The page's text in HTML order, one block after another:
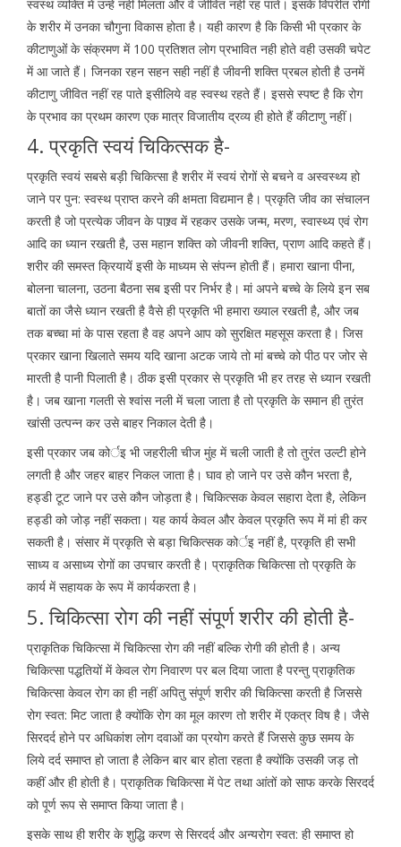
स्वस्थ व्यक्ति में उन्हें नहीं मिलता और वे जीवित नहीं रह पाते। इसके विपरीत रोगी
के शरीर में उनका चौगुना विकास होता है। यही कारण है कि किसी भी प्रकार के
कीटाणुओं के संक्रमण में 100 प्रतिशत लोग प्रभावित नही होते वही उसकी चपेट
में आ जाते हैं। जिनका रहन सहन सही नहीं है जीवनी शक्ति प्रबल होती है उनमें
कीटाणु जीवित नहीं रह पाते इसीलिये वह स्वस्थ रहते हैं। इससे स्पष्ट है कि रोग
के प्रभाव का प्रथम कारण एक मात्र विजातीय द्रव्य ही होते हैं कीटाणु नहीं।
4. प्रकृति स्वयं चिकित्सक है-
प्रकृति स्वयं सबसे बड़ी चिकित्सा है शरीर में स्वयं रोगों से बचने व अस्वस्थ्य हो
जाने पर पुन: स्वस्थ प्राप्त करने की क्षमता विद्यमान है। प्रकृति जीव का संचालन
करती है जो प्रत्येक जीवन के पाश्र्व में रहकर उसके जन्म, मरण, स्वास्थ्य एवं रोग
आदि का ध्यान रखती है, उस महान शक्ति को जीवनी शक्ति, प्राण आदि कहते हैं।
शरीर की समस्त क्रियायें इसी के माध्यम से संपन्न होती हैं। हमारा खाना पीना,
बोलना चालना, उठना बैठना सब इसी पर निर्भर है। मां अपने बच्चे के लिये इन सब
बातों का जैसे ध्यान रखती है वैसे ही प्रकृति भी हमारा ख्याल रखती है, और जब
तक बच्चा मां के पास रहता है वह अपने आप को सुरक्षित महसूस करता है। जिस
प्रकार खाना खिलाते समय यदि खाना अटक जाये तो मां बच्चे को पीठ पर जोर से
मारती है पानी पिलाती है। ठीक इसी प्रकार से प्रकृति भी हर तरह से ध्यान रखती
है। जब खाना गलती से श्वांस नली में चला जाता है तो प्रकृति के समान ही तुरंत
खांसी उत्पन्न कर उसे बाहर निकाल देती है।
इसी प्रकार जब कोर्इ भी जहरीली चीज मुंह में चली जाती है तो तुरंत उल्टी होने
लगती है और जहर बाहर निकल जाता है। घाव हो जाने पर उसे कौन भरता है,
हड्डी टूट जाने पर उसे कौन जोड़ता है। चिकित्सक केवल सहारा देता है, लेकिन
हड्डी को जोड़ नहीं सकता। यह कार्य केवल और केवल प्रकृति रूप में मां ही कर
सकती है। संसार में प्रकृति से बड़ा चिकित्सक कोर्इ नहीं है, प्रकृति ही सभी
साध्य व असाध्य रोगों का उपचार करती है। प्राकृतिक चिकित्सा तो प्रकृति के
कार्य में सहायक के रूप में कार्यकरता है।
5. चिकित्सा रोग की नहीं संपूर्ण शरीर की होती है-
प्राकृतिक चिकित्सा में चिकित्सा रोग की नहीं बल्कि रोगी की होती है। अन्य
चिकित्सा पद्धतियों में केवल रोग निवारण पर बल दिया जाता है परन्तु प्राकृतिक
चिकित्सा केवल रोग का ही नहीं अपितु संपूर्ण शरीर की चिकित्सा करती है जिससे
रोग स्वत: मिट जाता है क्योंकि रोग का मूल कारण तो शरीर में एकत्र विष है। जैसे
सिरदर्द होने पर अधिकांश लोग दवाओं का प्रयोग करते हैं जिससे कुछ समय के
लिये दर्द समाप्त हो जाता है लेकिन बार बार होता रहता है क्योंकि उसकी जड़ तो
कहीं और ही होती है। प्राकृतिक चिकित्सा में पेट तथा आंतों को साफ करके सिरदर्द
को पूर्ण रूप से समाप्त किया जाता है।
इसके साथ ही शरीर के शुद्धि करण से सिरदर्द और अन्यरोग स्वत: ही समाप्त हो